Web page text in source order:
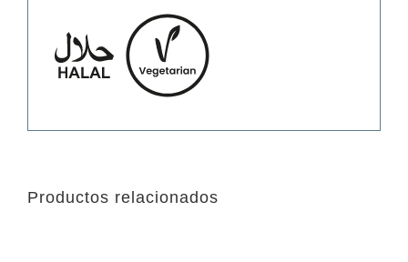
Productos relacionados